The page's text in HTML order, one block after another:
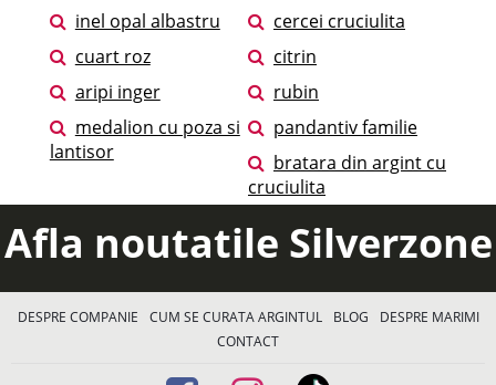
inel opal albastru
cercei cruciulita
cuart roz
citrin
aripi inger
rubin
medalion cu poza si
lantisor
pandantiv familie
bratara din argint cu
cruciulita
Afla noutatile Silverzone
DESPRE COMPANIE CUM SE CURATA ARGINTUL BLOG
DESPRE MARIMI
CONTACT